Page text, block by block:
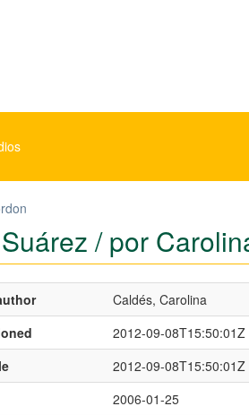
/ por
Caldés, Carolina
2012-09-08T15:50:01Z
2012-09-08T15:50:01Z
2006-01-25